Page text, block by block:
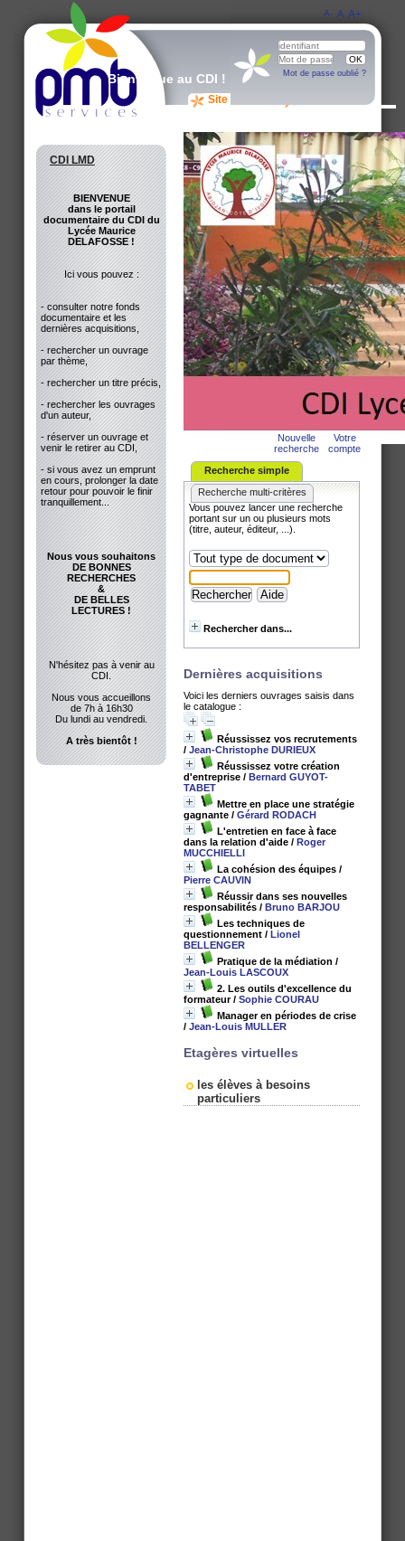
Site du CDI Avis des lecteurs
Bienvenue au CDI !
Nouvelle
recherche
Votre
compte
Recherche simple
Recherche multi-critères
Vous pouvez lancer une recherche
portant sur un ou plusieurs mots
(titre, auteur, éditeur, ...).
Rechercher dans...
Dernières acquisitions
Voici les derniers ouvrages saisis dans
le catalogue :
Réussissez vos recrutements
/ Jean-Christophe DURIEUX
Réussissez votre création
d'entreprise / Bernard GUYOT-
TABET
Mettre en place une stratégie
gagnante / Gérard RODACH
L'entretien en face à face
dans la relation d'aide / Roger
MUCCHIELLI
La cohésion des équipes /
Pierre CAUVIN
Réussir dans ses nouvelles
responsabilités / Bruno BARJOU
Les techniques de
questionnement / Lionel
BELLENGER
Pratique de la médiation /
Jean-Louis LASCOUX
2. Les outils d'excellence du
formateur/ Sophie COURAU
Manager en périodes de crise
/ Jean-Louis MULLER
Etagères virtuelles
les élèves à besoins
particuliers
CDI LMD
BIENVENUE
dans le portail
documentaire du CDI du
Lycée Maurice
DELAFOSSE !
Ici vous pouvez :
- consulter notre fonds
documentaire et les
dernières acquisitions,
- rechercher un ouvrage
par thème,
- rechercher un titre précis,
- rechercher les ouvrages
d'un auteur,
- réserver un ouvrage et
venir le retirer au CDI,
- si vous avez un emprunt
en cours, prolonger la date
retour pour pouvoir le finir
tranquillement...
Nous vous souhaitons
DE BONNES
RECHERCHES
&
DE BELLES
LECTURES !
N'hésitez pas à venir au
CDI.
Nous vous accueillons
de 7h à 16h30
Du lundi au vendredi.
A très bientôt !
A- A A+
Mot de passe oublié ?